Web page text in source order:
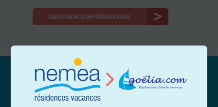
DEMANDE D'INFORMATIONS
Pour nous joindre :